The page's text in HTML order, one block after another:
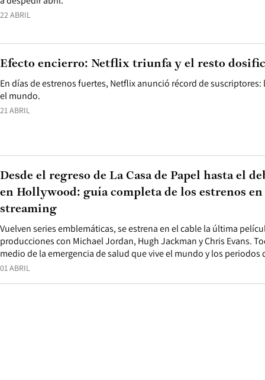
22 ABRIL
21 ABRIL
En días de estrenos fuertes, Netflix anunció récord de
el mundo.
Efecto encierro: Netflix triunfa y el resto
01 ABRIL
Vuelven series emblemáticas, se estrena en el cable la última
producciones con Michael Jordan, Hugh Jackman y Chris Evans.
medio de la emergencia de salud que vive el mundo y los periodos
Desde el regreso de La Casa de Papel hasta el
en Hollywood: guía completa de los estrenos
streaming